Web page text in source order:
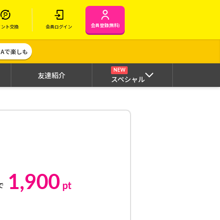
ント交換 会員ログイン 会員登録(無料)
で楽しも
友達紹介
NEW
スペシャル
1,900 pt